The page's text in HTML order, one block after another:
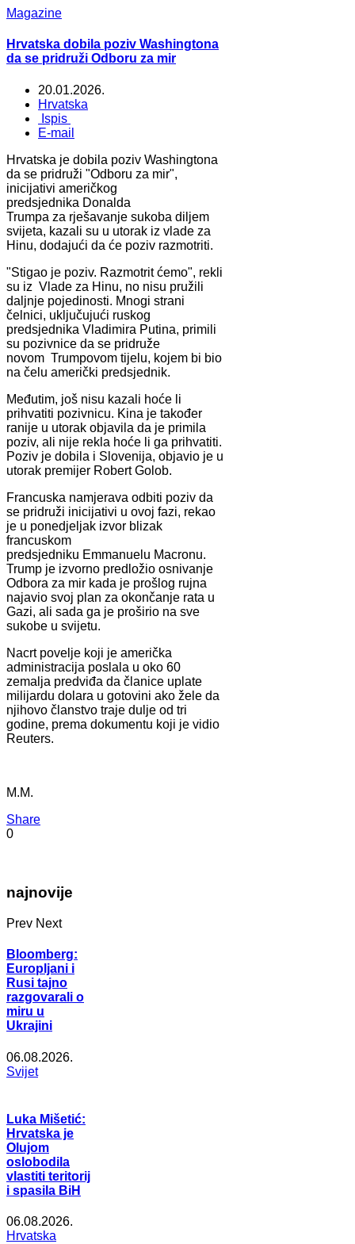
Magazine
Hrvatska dobila poziv Washingtona
da se pridruži Odboru za mir
20.01.2026.
Hrvatska
Ispis
E-mail
Hrvatska je dobila poziv Washingtona
da se pridruži "Odboru za mir",
inicijativi američkog
predsjednika Donalda
Trumpa za rješavanje sukoba diljem
svijeta, kazali su u utorak iz vlade za
Hinu, dodajući da će poziv razmotriti.
"Stigao je poziv. Razmotrit ćemo", rekli
su iz Vlade za Hinu, no nisu pružili
daljnje pojedinosti. Mnogi strani
čelnici, uključujući ruskog
predsjednika Vladimira Putina, primili
su pozivnice da se pridruže
novom Trumpovom tijelu, kojem bi bio
na čelu američki predsjednik.
Međutim, još nisu kazali hoće li
prihvatiti pozivnicu. Kina je također
ranije u utorak objavila da je primila
poziv, ali nije rekla hoće li ga prihvatiti.
Poziv je dobila i Slovenija, objavio je u
utorak premijer Robert Golob.
Francuska namjerava odbiti poziv da
se pridruži inicijativi u ovoj fazi, rekao
je u ponedjeljak izvor blizak
francuskom
predsjedniku Emmanuelu Macronu.
Trump je izvorno predložio osnivanje
Odbora za mir kada je prošlog rujna
najavio svoj plan za okončanje rata u
Gazi, ali sada ga je proširio na sve
sukobe u svijetu.
Nacrt povelje koji je američka
administracija poslala u oko 60
zemalja predviđa da članice uplate
milijardu dolara u gotovini ako žele da
njihovo članstvo traje dulje od tri
godine, prema dokumentu koji je vidio
Reuters.
M.M.
Share
0
najnovije
Prev Next
Bloomberg:
Europljani i
Rusi tajno
razgovarali o
miru u
Ukrajini
06.08.2026.
Svijet
Luka Mišetić:
Hrvatska je
Olujom
oslobodila
vlastiti teritorij
i spasila BiH
06.08.2026.
Hrvatska